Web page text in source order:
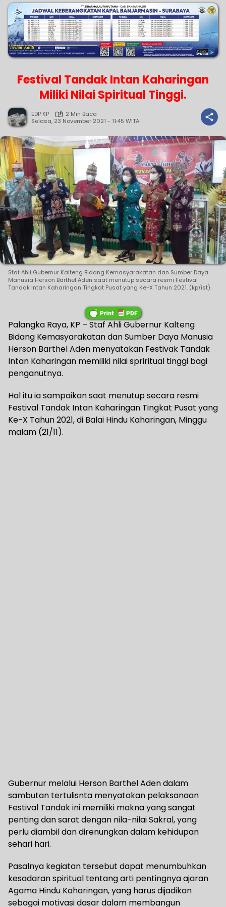
Festival Tandak Intan Kaharingan
Miliki Nilai Spiritual Tinggi.
EDP KP
2 Min Baca
Selasa, 23 November 2021 - 11:45 WITA
Staf Ahli Gubernur Kalteng Bidang Kemasyarakatan dan Sumber Daya
Manusia Herson Barthel Aden saat menutup secara resmi Festival
Tandak Intan Kaharingan Tingkat Pusat yang Ke-X Tahun 2021. (kp/ist).
Palangka Raya, KP – Staf Ahli Gubernur Kalteng
Bidang Kemasyarakatan dan Sumber Daya Manusia
Herson Barthel Aden menyatakan Festivak Tandak
Intan Kaharingan memiliki nilai spriritual tinggi bagi
penganutnya.
Hal itu ia sampaikan saat menutup secara resmi
Festival Tandak Intan Kaharingan Tingkat Pusat yang
Ke-X Tahun 2021, di Balai Hindu Kaharingan, Minggu
malam (21/11).
Gubernur melalui Herson Barthel Aden dalam
sambutan tertulisnta menyatakan pelaksanaan
Festival Tandak ini memiliki makna yang sangat
penting dan sarat dengan nila-nilai Sakral, yang
perlu diambil dan direnungkan dalam kehidupan
sehari hari.
Pasalnya kegiatan tersebut dapat menumbuhkan
kesadaran spiritual tentang arti pentingnya ajaran
Agama Hindu Kaharingan, yang harus dijadikan
sebagai motivasi dasar dalam membangun